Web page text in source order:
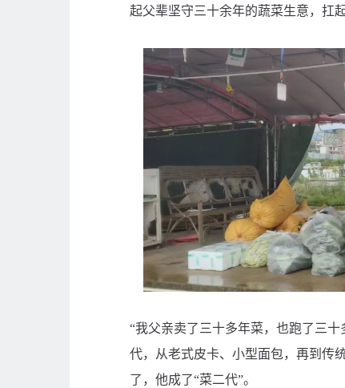
起父辈坚守三十余年的蔬菜生意，扛
“我父亲卖了三十多年菜，也跑了三
代，从老式皮卡、小型面包，再到传
了，他成了“菜二代”。